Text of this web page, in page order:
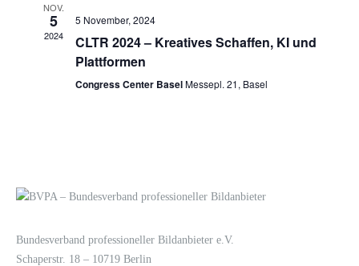
NOV.
5
2024
5 November, 2024
CLTR 2024 – Kreatives Schaffen, KI und
Plattformen
Congress Center BaselMessepl. 21, Basel
Bundesverband professioneller Bildanbieter e.V.
Schaperstr. 18 – 10719 Berlin